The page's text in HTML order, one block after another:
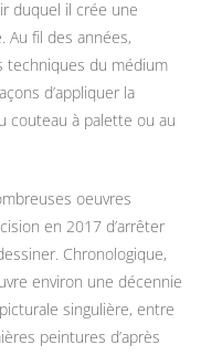
duquel il crée une
Au fil des années,
techniques du médium
d’appliquer la
couteau à palette ou au
oeuvres
en 2017 d’arrêter
Chronologique,
environ une décennie
singulière, entre
peintures d’après